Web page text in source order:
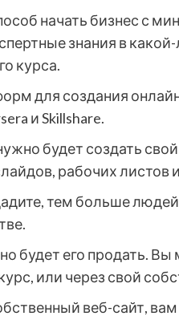
начать бизнес с
знания в
курса.
для создания
и Skillshare.
будет создать
рабочих листов
тем больше
будет его продать.
или через свой
веб-сайт,